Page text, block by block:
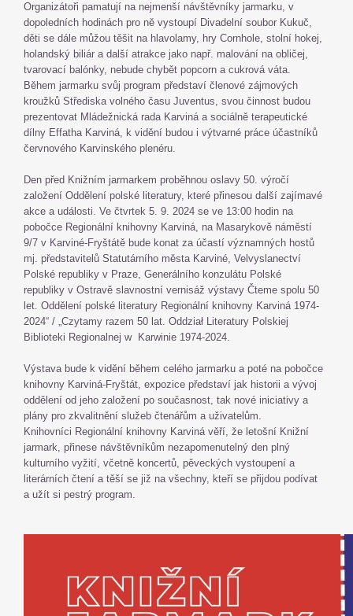
Organizátoři pamatují na nejmenší návštěvníky jarmarku, v
dopoledních hodinách pro ně vystoupí Divadelní soubor Kukuč,
děti se dále můžou těšit na hlavolamy, hry Cornhole, stolní hokej,
holandský biliár a další atrakce jako např. malování na obličej,
tvarovací balónky, nebude chybět popcorn a cukrová váta.
Během jarmarku svůj program představí členové zájmových
kroužků Střediska volného času Juventus, svou činnost budou
prezentovat Mládežnická rada Karviná a sociálně terapeutické
dílny Effatha Karviná, k vidění budou i výtvarné práce účastníků
červnového Karvinského plenéru.
Den před Knižním jarmarkem proběhnou oslavy 50. výročí
založení Oddělení polské literatury, které přinesou další zajímavé
akce a události. Ve čtvrtek 5. 9. 2024 se ve 13:00 hodin na
pobočce Regionální knihovny Karviná, na Masarykově náměstí
9/7 v Karviné-Fryštátě bude konat za účastí významných hostů
mj. představitelů Statutárního města Karviné, Velvyslanectví
Polské republiky v Praze, Generálního konzulátu Polské
republiky v Ostravě slavnostní vernisáž výstavy Čteme spolu 50
let. Oddělení polské literatury Regionální knihovny Karviná 1974-
2024“ / „Czytamy razem 50 lat. Oddział Literatury Polskiej
Biblioteki Regionalnej w Karwinie 1974-2024.
Výstava bude k vidění během celého jarmarku a poté na pobočce
knihovny Karviná-Fryštát, expozice představí jak historii a vývoj
oddělení od jeho založení po současnost, tak nové iniciativy a
plány pro zkvalitnění služeb čtenářům a uživatelům.
Knihovníci Regionální knihovny Karviná věří, že letošní Knižní
jarmark, přinese návštěvníkům nezapomenutelný den plný
kulturního vyžití, včetně koncertů, pěveckých vystoupení a
literárních čtení a těší se již na všechny, kteří se přijdou podívat
a užít si pestrý program.